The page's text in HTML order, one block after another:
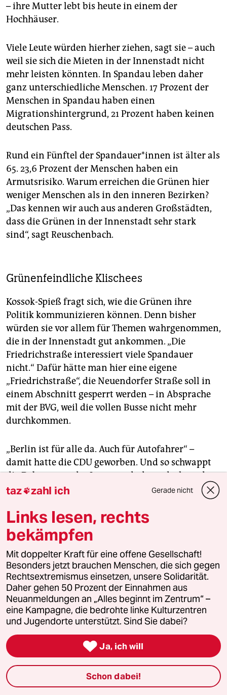
– ihre Mutter lebt bis heute in einem der
Hochhäuser.
Viele Leute würden hierher ziehen, sagt sie – auch
weil sie sich die Mieten in der Innenstadt nicht
mehr leisten könnten. In Spandau leben daher
ganz unterschiedliche Menschen. 17 Prozent der
Menschen in Spandau haben einen
Migrationshintergrund, 21 Prozent haben keinen
deutschen Pass.
Rund ein Fünftel der Span­dau­er*in­nen ist älter als
65. 23,6 Prozent der Menschen haben ein
Armutsrisiko. Warum erreichen die Grünen hier
weniger Menschen als in den inneren Bezirken?
„Das kennen wir auch aus anderen Großstädten,
dass die Grünen in der Innenstadt sehr stark
sind“, sagt Reuschenbach.
Grünenfeindliche Klischees
Kossok-Spieß fragt sich, wie die Grünen ihre
Politik kommunizieren können. Denn bisher
würden sie vor allem für Themen wahrgenommen,
die in der Innenstadt gut ankommen. „Die
Friedrichstraße interessiert viele Spandauer
nicht.“ Dafür hätte man hier eine eigene
„Friedrichstraße“, die Neuendorfer Straße soll in
einem Abschnitt gesperrt werden – in Absprache
mit der BVG, weil die vollen Busse nicht mehr
durchkommen.
„Berlin ist für alle da. Auch für Autofahrer“ –
damit hatte die CDU geworben. Und so schwappt
die Debatte aus der Innenstadt dann doch an den
Rand. „Das hat uns geframet: Die Grünen haben
da gesperrt, die haben hier gesperrt, die sperren
überall“, sagt Kossok-Spieß. „Aber wir sind mehr
als das Klischee vom im Café am Laptop sitzenden
Fahrradfahrer.“

Egal was passiert – ob Rot-Grün-
Rot, Schwarz-Rot oder Schwarz-
Grün – es wird nicht jeden
Wählerwillen widerspiegeln
Derya Çağlar (SPD) Neukölln
taz zahl ich Gerade nicht
Links lesen, rechts
bekämpfen
Mit doppelter Kraft für eine offene Gesellschaft!
Besonders jetzt brauchen Menschen, die sich gegen
Rechtsextremismus einsetzen, unsere Solidarität.
Daher gehen 50 Prozent der Einnahmen aus
Neuanmeldungen an „Alles beginnt im Zentrum“ –
eine Kampagne, die bedrohte linke Kulturzentren
und Jugendorte unterstützt. Sind Sie dabei?
 Ja, ich will
Schon dabei!